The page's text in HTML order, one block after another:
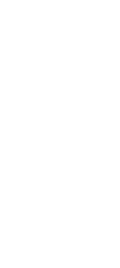
dengan aman & nyaman!